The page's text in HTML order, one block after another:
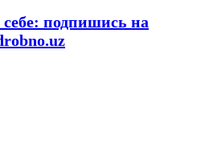
подпишись на